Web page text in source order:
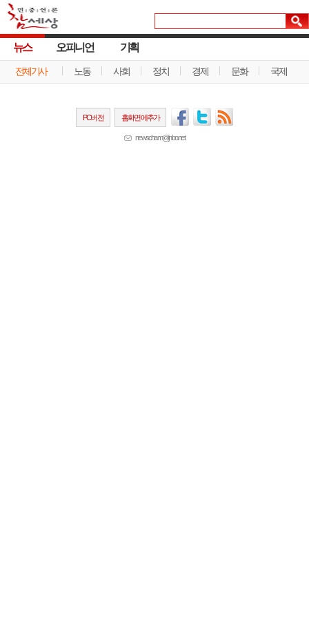
뉴스
전체기사 노동 사회 정치 경제 문화 국제
오피니언 기획
PC버전 홈화면에추가
newscham@jinbo.net